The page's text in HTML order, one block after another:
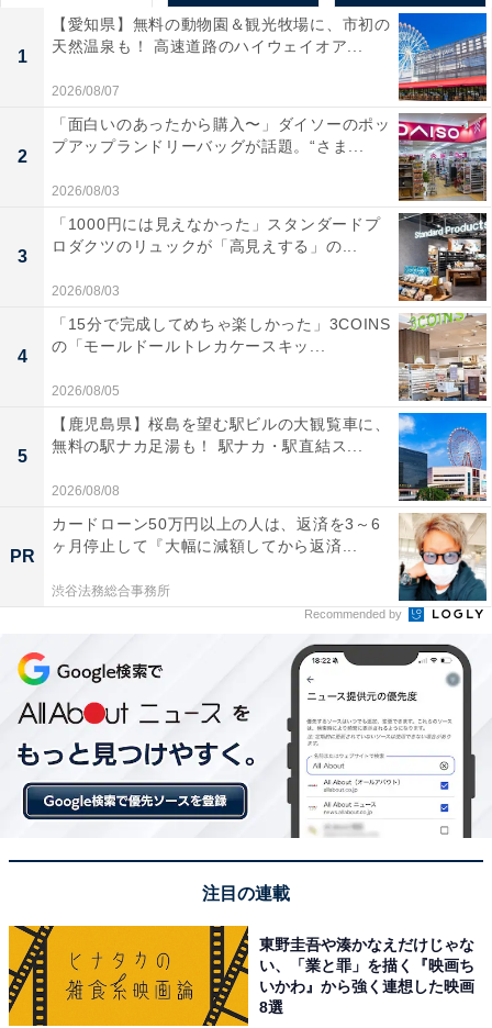
1
【愛知県】無料の動物園＆観光牧場に、市初の
天然温泉も！ 高速道路のハイウェイオア...
2026/08/07
2
「面白いのあったから購入〜」ダイソーのポッ
プアップランドリーバッグが話題。“さま...
2026/08/03
3
「1000円には見えなかった」スタンダードプ
ロダクツのリュックが「高見えする」の...
2026/08/03
4
「15分で完成してめちゃ楽しかった」3COINS
の「モールドールトレカケースキッ...
2026/08/05
5
【鹿児島県】桜島を望む駅ビルの大観覧車に、
無料の駅ナカ足湯も！ 駅ナカ・駅直結ス...
2026/08/08
PR
カードローン50万円以上の人は、返済を3～6
ヶ月停止して『大幅に減額してから返済...
渋谷法務総合事務所
Recommended by
注目の連載
東野圭吾や湊かなえだけじゃな
い、「業と罪」を描く『映画ち
いかわ』から強く連想した映画
8選